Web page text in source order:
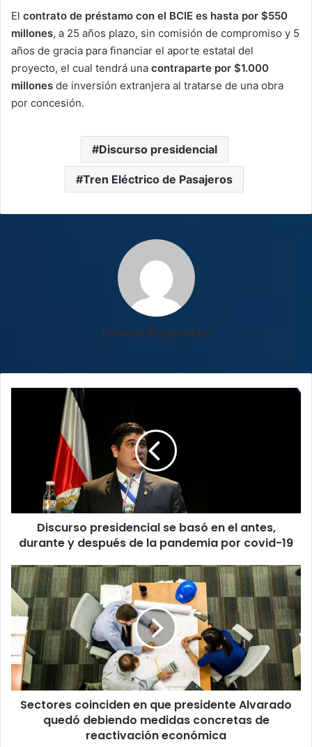
El contrato de préstamo con el BCIE es hasta por $550
millones, a 25 años plazo, sin comisión de compromiso y 5
años de gracia para financiar el aporte estatal del
proyecto, el cual tendrá una contraparte por $1.000
millones de inversión extranjera al tratarse de una obra
por concesión.
Discurso presidencial
Tren Eléctrico de Pasajeros
Lorena Bogantes
durante
y
después
de
pandemia
por
covid-
19
Discurso presidencial se basó en el antes,
durante y después de la pandemia por covid-19
Sectores
coinciden
en
que
presidente
Alvarado
quedó
debiendo
medidas
concretas
Sectores coinciden en que presidente Alvarado
quedó debiendo medidas concretas de
reactivación económica